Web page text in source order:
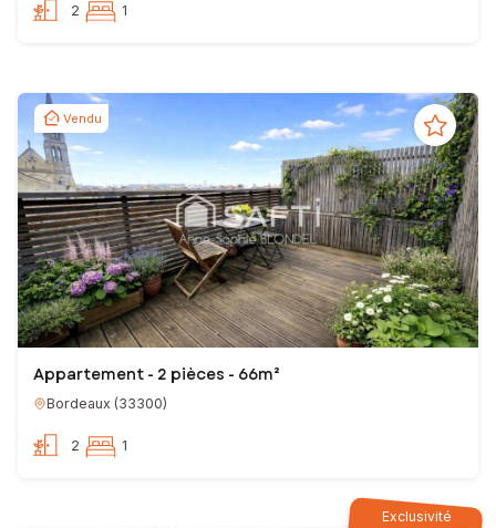
2 1
Vendu
Appartement - 2 pièces - 66m²
Bordeaux (33300)
2 1
Exclusivité